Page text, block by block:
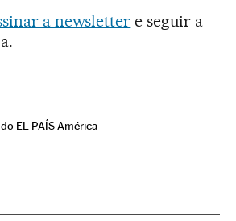
a newsletter e seguir a
EL PAÍS América
en Twitter
Brasil en Instagram
País Brasil en Facebook